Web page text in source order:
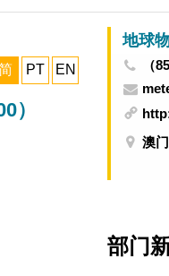
PT EN
）
地球
（
澳
部门